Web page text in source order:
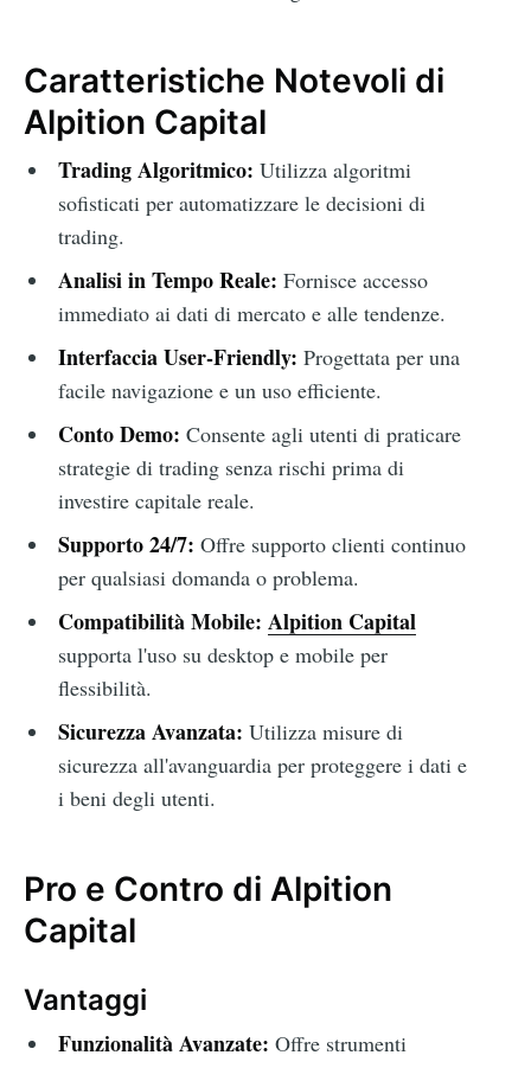
Caratteristiche Notevoli di
Alpition Capital
Trading Algoritmico: Utilizza algoritmi
sofisticati per automatizzare le decisioni di
trading.
Analisi in Tempo Reale: Fornisce accesso
immediato ai dati di mercato e alle tendenze.
Interfaccia User-Friendly: Progettata per una
facile navigazione e un uso efficiente.
Conto Demo: Consente agli utenti di praticare
strategie di trading senza rischi prima di
investire capitale reale.
Supporto 24/7: Offre supporto clienti continuo
per qualsiasi domanda o problema.
Compatibilità Mobile: Alpition Capital
supporta l'uso su desktop e mobile per
flessibilità.
Sicurezza Avanzata: Utilizza misure di
sicurezza all'avanguardia per proteggere i dati e
i beni degli utenti.
Pro e Contro di Alpition
Capital
Vantaggi
Funzionalità Avanzate: Offre strumenti